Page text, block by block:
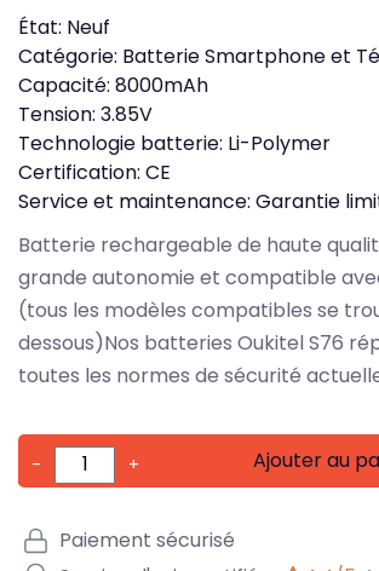
État: Neuf
Catégorie: Batterie Smartphone et
Capacité: 8000mAh
Tension: 3.85V
Technologie batterie: Li-Polymer
Certification: CE
Service et maintenance: Garantie
Batterie rechargeable de haute
grande autonomie et compatible
(tous les modèles compatibles se
dessous)Nos batteries Oukitel S76
toutes les normes de sécurité
- + Ajouter au
Paiement sécurisé